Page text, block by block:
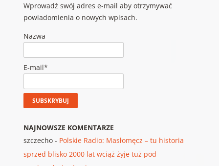
Wprowadź swój adres e-mail aby otrzymywać
powiadomienia o nowych wpisach.
Nazwa
E-mail*
NAJNOWSZE KOMENTARZE
szczecho- Polskie Radio: Masłomęcz – tu historia
sprzed blisko 2000 lat wciąż żyje tuż pod